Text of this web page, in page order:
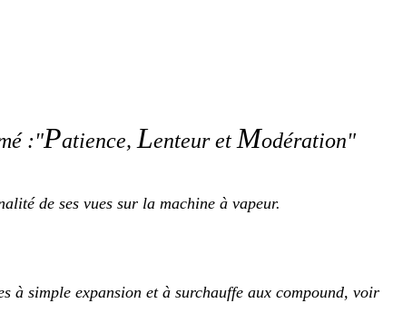
:"Patience, Lenteur et Modération"
de ses vues sur la machine à vapeur.
à simple expansion et à surchauffe aux compound, voir